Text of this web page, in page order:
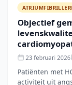
Objectief
23 februari 2026
Patiënten met
activiteit uit